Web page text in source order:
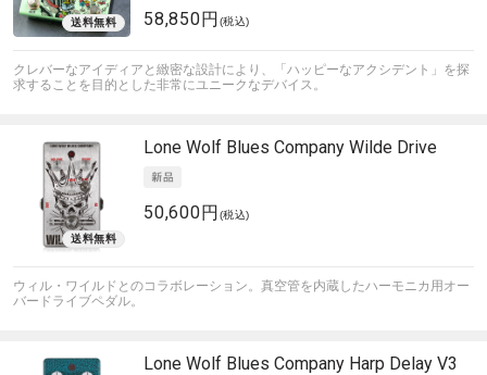
58,850円 (税込)
クレバーなアイディアと緻密な設計により、「ハッピーなアクシデント」を探
求することを目的とした非常にユニークなデバイス。
Lone Wolf Blues Company Wilde Drive
50,600円 (税込)
ウィル・ワイルドとのコラボレーション。真空管を内蔵したハーモニカ用オー
バードライブペダル。
Lone Wolf Blues Company Harp Delay V3